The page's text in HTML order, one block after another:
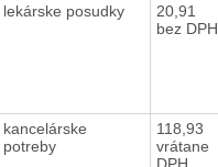
lekárske posudky
20,91
bez DPH
kancelárske
potreby
118,93
vrátane